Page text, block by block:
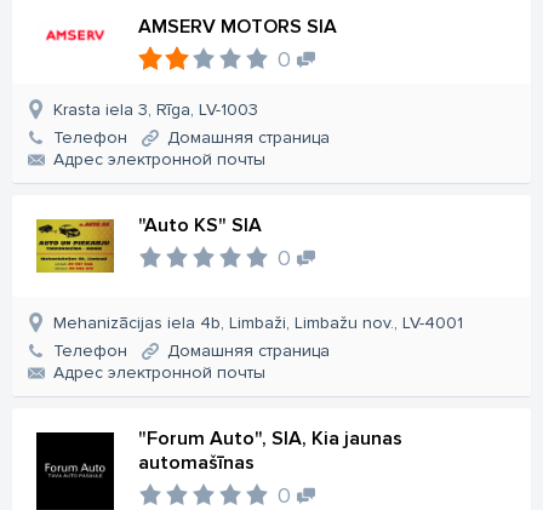
AMSERV MOTORS SIA
0
Krasta iela 3, Rīga, LV-1003
Телефон
Домашняя страница
Aдрес электронной почты
"Auto KS" SIA
0
Mehanizācijas iela 4b, Limbaži, Limbažu nov., LV-4001
Телефон
Домашняя страница
Aдрес электронной почты
"Forum Auto", SIA, Kia jaunas
automašīnas
0